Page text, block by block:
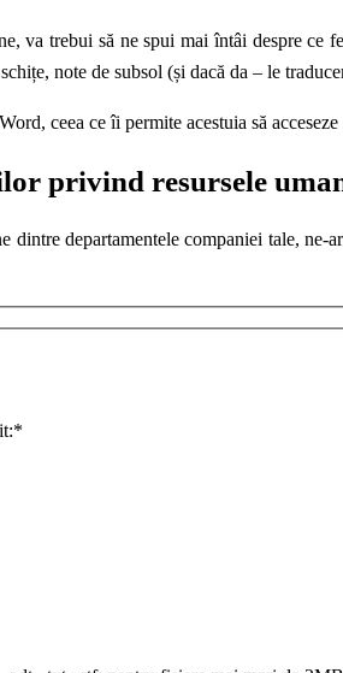
va trebui să ne spui mai întâi despre ce
note de subsol (și dacă da – le
ceea ce îi permite acestuia să
privind resursele
departamentele companiei tale,